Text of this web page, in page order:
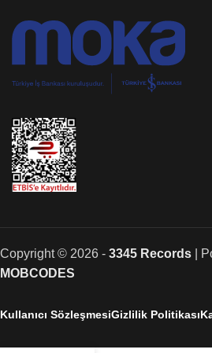
Copyright © 2026 - 3345 Records |
MOBCODES
Kullanıcı SözleşmesiGizlilik Politikası